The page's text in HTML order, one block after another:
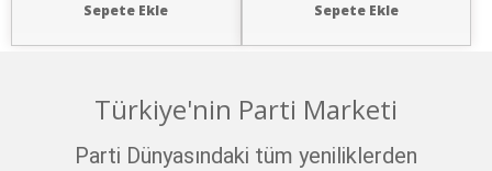
Sepete Ekle Sepete Ekle
Türkiye'nin Parti Marketi
Parti Dünyasındaki tüm yeniliklerden